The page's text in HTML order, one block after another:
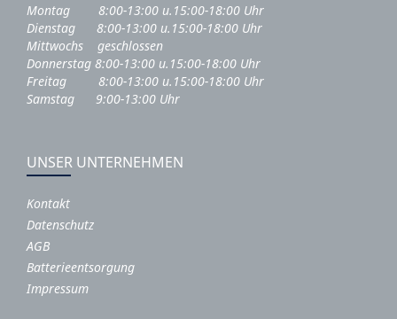
Montag 8:00-13:00 u.15:00-18:00 Uhr
Dienstag 8:00-13:00 u.15:00-18:00 Uhr
Mittwochs geschlossen
Donnerstag 8:00-13:00 u.15:00-18:00 Uhr
Freitag 8:00-13:00 u.15:00-18:00 Uhr
Samstag 9:00-13:00 Uhr
UNSER UNTERNEHMEN
Kontakt
Datenschutz
AGB
Batterieentsorgung
Impressum